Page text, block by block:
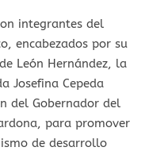
integrantes del
encabezados por su
León Hernández, la
Josefina Cepeda
del Gobernador del
para promover
de desarrollo